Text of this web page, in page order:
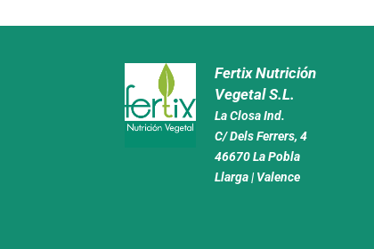
Fertix Nutrición
Vegetal S.L.
La Closa Ind.
C/ Dels Ferrers, 4
46670 La Pobla
Llarga | Valence